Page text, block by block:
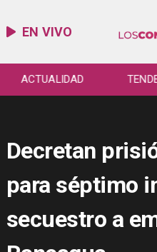
EN VIVO
ACTUALIDAD
Decretan
para séptimo
secuestro a